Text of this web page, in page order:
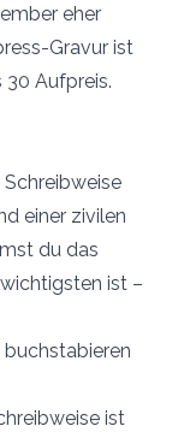
eher
Gravur ist
Aufpreis.
einer zivilen
du das
ist –
buchstabieren
ist